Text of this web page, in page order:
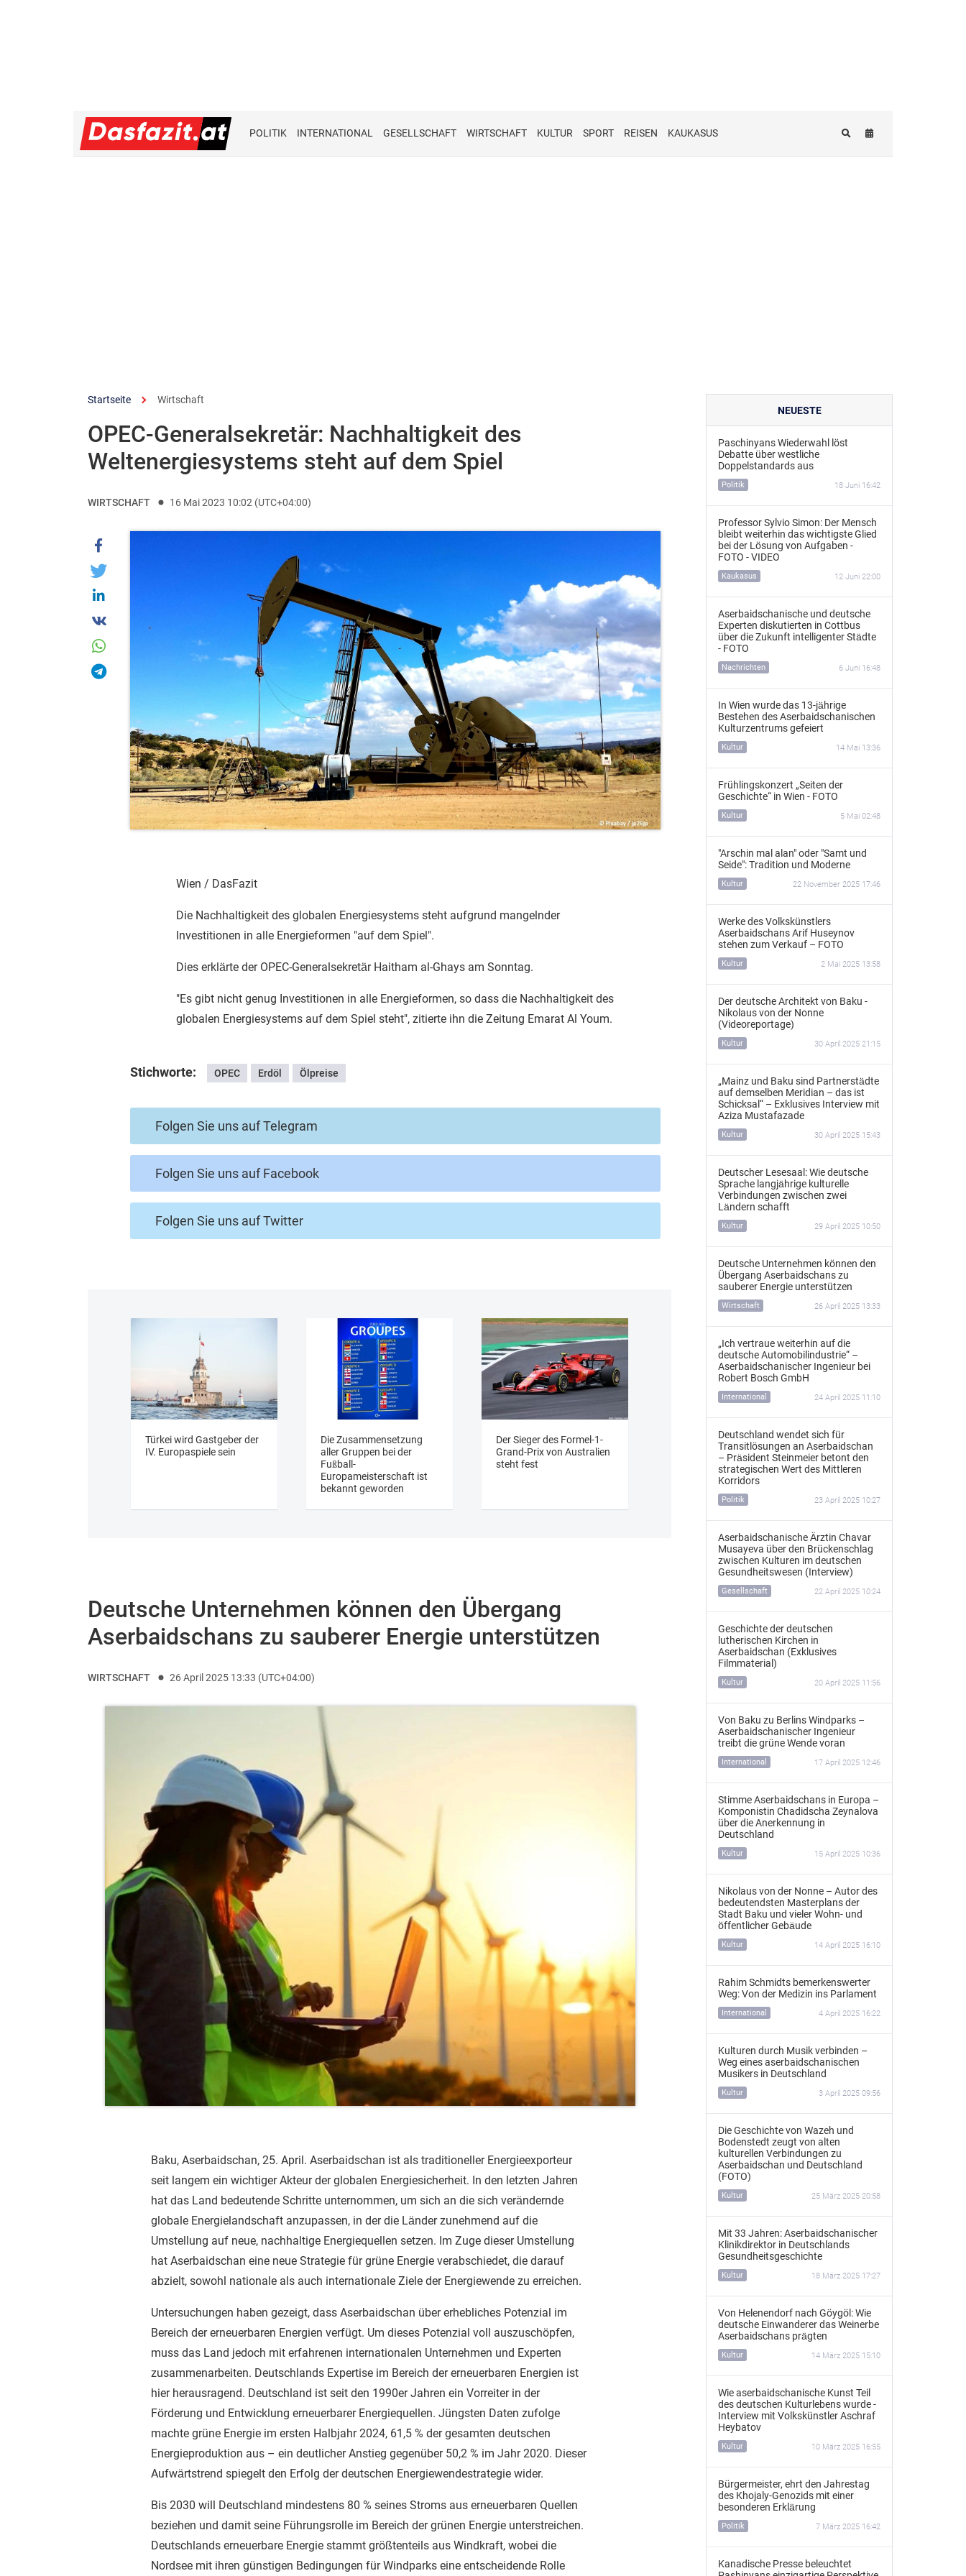
POLITIK INTERNATIONAL GESELLSCHAFT WIRTSCHAFT KULTUR SPORT REISEN KAUKASUS
Startseite Wirtschaft
OPEC-Generalsekretär: Nachhaltigkeit des
Weltenergiesystems steht auf dem Spiel
WIRTSCHAFT 16 Mai 2023 10:02 (UTC+04:00)
Wien / DasFazit
Die Nachhaltigkeit des globalen Energiesystems steht aufgrund mangelnder
Investitionen in alle Energieformen "auf dem Spiel".
Dies erklärte der OPEC-Generalsekretär Haitham al-Ghays am Sonntag.
"Es gibt nicht genug Investitionen in alle Energieformen, so dass die Nachhaltigkeit des
globalen Energiesystems auf dem Spiel steht", zitierte ihn die Zeitung Emarat Al Youm.
Stichworte: OPEC Erdöl Ölpreise
Folgen Sie uns auf Telegram
Folgen Sie uns auf Facebook
Folgen Sie uns auf Twitter
Türkei wird Gastgeber der
IV. Europaspiele sein
Die Zusammensetzung
aller Gruppen bei der
Fußball-
Europameisterschaft ist
bekannt geworden
Der Sieger des Formel-1-
Grand-Prix von Australien
steht fest
Deutsche Unternehmen können den Übergang
Aserbaidschans zu sauberer Energie unterstützen
WIRTSCHAFT 26 April 2025 13:33 (UTC+04:00)
Baku, Aserbaidschan, 25. April. Aserbaidschan ist als traditioneller Energieexporteur
seit langem ein wichtiger Akteur der globalen Energiesicherheit. In den letzten Jahren
hat das Land bedeutende Schritte unternommen, um sich an die sich verändernde
globale Energielandschaft anzupassen, in der die Länder zunehmend auf die
Umstellung auf neue, nachhaltige Energiequellen setzen. Im Zuge dieser Umstellung
hat Aserbaidschan eine neue Strategie für grüne Energie verabschiedet, die darauf
abzielt, sowohl nationale als auch internationale Ziele der Energiewende zu erreichen.
Untersuchungen haben gezeigt, dass Aserbaidschan über erhebliches Potenzial im
Bereich der erneuerbaren Energien verfügt. Um dieses Potenzial voll auszuschöpfen,
muss das Land jedoch mit erfahrenen internationalen Unternehmen und Experten
zusammenarbeiten. Deutschlands Expertise im Bereich der erneuerbaren Energien ist
hier herausragend. Deutschland ist seit den 1990er Jahren ein Vorreiter in der
Förderung und Entwicklung erneuerbarer Energiequellen. Jüngsten Daten zufolge
machte grüne Energie im ersten Halbjahr 2024, 61,5 % der gesamten deutschen
Energieproduktion aus – ein deutlicher Anstieg gegenüber 50,2 % im Jahr 2020. Dieser
Aufwärtstrend spiegelt den Erfolg der deutschen Energiewendestrategie wider.
Bis 2030 will Deutschland mindestens 80 % seines Stroms aus erneuerbaren Quellen
beziehen und damit seine Führungsrolle im Bereich der grünen Energie unterstreichen.
Deutschlands erneuerbare Energie stammt größtenteils aus Windkraft, wobei die
Nordsee mit ihren günstigen Bedingungen für Windparks eine entscheidende Rolle
NEUESTE
Paschinyans Wiederwahl löst
Debatte über westliche
Doppelstandards aus
Politik 18 Juni 16:42
Professor Sylvio Simon: Der Mensch
bleibt weiterhin das wichtigste Glied
bei der Lösung von Aufgaben -
FOTO - VIDEO
Kaukasus 12 Juni 22:00
Aserbaidschanische und deutsche
Experten diskutierten in Cottbus
über die Zukunft intelligenter Städte
- FOTO
Nachrichten 6 Juni 16:48
In Wien wurde das 13‑jährige
Bestehen des Aserbaidschanischen
Kulturzentrums gefeiert
Kultur 14 Mai 13:36
Frühlingskonzert „Seiten der
Geschichte“ in Wien - FOTO
Kultur 5 Mai 02:48
"Arschin mal alan" oder "Samt und
Seide": Tradition und Moderne
Kultur 22 November 2025 17:46
Werke des Volkskünstlers
Aserbaidschans Arif Huseynov
stehen zum Verkauf – FOTO
Kultur 2 Mai 2025 13:58
Der deutsche Architekt von Baku -
Nikolaus von der Nonne
(Videoreportage)
Kultur 30 April 2025 21:15
„Mainz und Baku sind Partnerstädte
auf demselben Meridian – das ist
Schicksal“ – Exklusives Interview mit
Aziza Mustafazade
Kultur 30 April 2025 15:43
Deutscher Lesesaal: Wie deutsche
Sprache langjährige kulturelle
Verbindungen zwischen zwei
Ländern schafft
Kultur 29 April 2025 10:50
Deutsche Unternehmen können den
Übergang Aserbaidschans zu
sauberer Energie unterstützen
Wirtschaft 26 April 2025 13:33
„Ich vertraue weiterhin auf die
deutsche Automobilindustrie“ –
Aserbaidschanischer Ingenieur bei
Robert Bosch GmbH
International 24 April 2025 11:10
Deutschland wendet sich für
Transitlösungen an Aserbaidschan
– Präsident Steinmeier betont den
strategischen Wert des Mittleren
Korridors
Politik 23 April 2025 10:27
Aserbaidschanische Ärztin Chavar
Musayeva über den Brückenschlag
zwischen Kulturen im deutschen
Gesundheitswesen (Interview)
Gesellschaft 22 April 2025 10:24
Geschichte der deutschen
lutherischen Kirchen in
Aserbaidschan (Exklusives
Filmmaterial)
Kultur 20 April 2025 11:56
Von Baku zu Berlins Windparks –
Aserbaidschanischer Ingenieur
treibt die grüne Wende voran
International 17 April 2025 12:46
Stimme Aserbaidschans in Europa –
Komponistin Chadidscha Zeynalova
über die Anerkennung in
Deutschland
Kultur 15 April 2025 10:36
Nikolaus von der Nonne – Autor des
bedeutendsten Masterplans der
Stadt Baku und vieler Wohn- und
öffentlicher Gebäude
Kultur 14 April 2025 16:10
Rahim Schmidts bemerkenswerter
Weg: Von der Medizin ins Parlament
International 4 April 2025 16:22
Kulturen durch Musik verbinden –
Weg eines aserbaidschanischen
Musikers in Deutschland
Kultur 3 April 2025 09:56
Die Geschichte von Wazeh und
Bodenstedt zeugt von alten
kulturellen Verbindungen zu
Aserbaidschan und Deutschland
(FOTO)
Kultur 25 März 2025 20:58
Mit 33 Jahren: Aserbaidschanischer
Klinikdirektor in Deutschlands
Gesundheitsgeschichte
Kultur 18 März 2025 17:27
Von Helenendorf nach Göygöl: Wie
deutsche Einwanderer das Weinerbe
Aserbaidschans prägten
Kultur 14 März 2025 15:10
Wie aserbaidschanische Kunst Teil
des deutschen Kulturlebens wurde -
Interview mit Volkskünstler Aschraf
Heybatov
Kultur 10 März 2025 16:55
Bürgermeister, ehrt den Jahrestag
des Khojaly-Genozids mit einer
besonderen Erklärung
Politik 7 März 2025 16:42
Kanadische Presse beleuchtet